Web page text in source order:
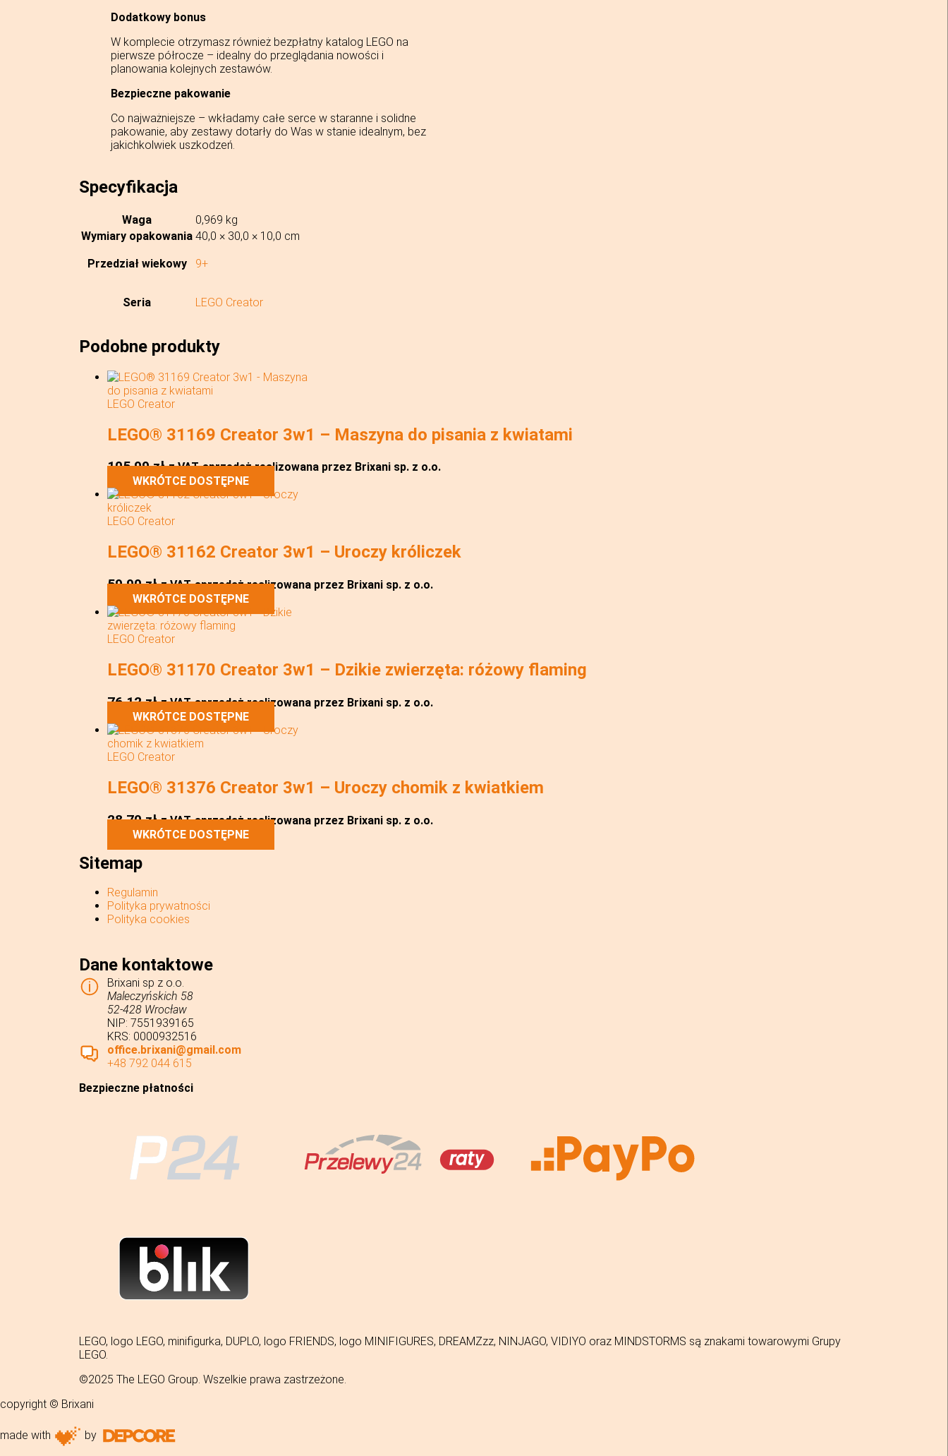
Dodatkowy bonus
W komplecie otrzymasz również bezpłatny katalog LEGO na
pierwsze półrocze – idealny do przeglądania nowości i
planowania kolejnych zestawów.
Bezpieczne pakowanie
Co najważniejsze – wkładamy całe serce w staranne i solidne
pakowanie, aby zestawy dotarły do Was w stanie idealnym, bez
jakichkolwiek uszkodzeń.
Specyfikacja
Waga
0,969 kg
Wymiary opakowania 40,0 × 30,0 × 10,0 cm
Przedział wiekowy 9+
Seria LEGO Creator
Podobne produkty
LEGO Creator
LEGO® 31169 Creator 3w1 – Maszyna do pisania z kwiatami
105,99zł z VAT sprzedaż realizowana przez Brixani sp. z o.o.
WKRÓTCE DOSTĘPNE
LEGO Creator
LEGO® 31162 Creator 3w1 – Uroczy króliczek
59,90zł z VAT sprzedaż realizowana przez Brixani sp. z o.o.
WKRÓTCE DOSTĘPNE
LEGO Creator
LEGO® 31170 Creator 3w1 – Dzikie zwierzęta: różowy flaming
76,12zł z VAT sprzedaż realizowana przez Brixani sp. z o.o.
WKRÓTCE DOSTĘPNE
LEGO Creator
LEGO® 31376 Creator 3w1 – Uroczy chomik z kwiatkiem
28,70zł z VAT sprzedaż realizowana przez Brixani sp. z o.o.
WKRÓTCE DOSTĘPNE
Sitemap
Regulamin
Polityka prywatności
Polityka cookies
Dane kontaktowe
Brixani sp z o.o.
Maleczyńskich 58
52-428 Wrocław
NIP: 7551939165
KRS: 0000932516
office.brixani@gmail.com
+48 792 044 615
Bezpieczne płatności
LEGO, logo LEGO, minifigurka, DUPLO, logo FRIENDS, logo MINIFIGURES, DREAMZzz, NINJAGO, VIDIYO oraz MINDSTORMS są znakami towarowymi Grupy
LEGO.
©2025 The LEGO Group. Wszelkie prawa zastrzeżone.
copyright © Brixani
made with by